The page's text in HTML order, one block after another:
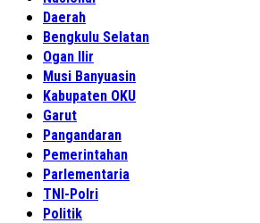
Daerah
Bengkulu Selatan
Ogan Ilir
Musi Banyuasin
Kabupaten OKU
Garut
Pangandaran
Pemerintahan
Parlementaria
TNI-Polri
Politik